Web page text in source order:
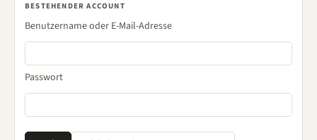
BESTEHENDER ACCOUNT
Benutzername oder E-Mail-Adresse
Passwort